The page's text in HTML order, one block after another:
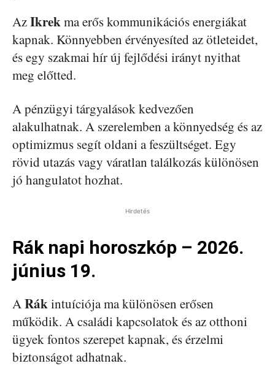
AzIkrekma erős kommunikációs energiákat
kapnak. Könnyebben érvényesíted az ötleteidet,
és egy szakmai hír új fejlődési irányt nyithat
meg előtted.
A pénzügyi tárgyalások kedvezően
alakulhatnak. A szerelemben a könnyedség és az
optimizmus segít oldani a feszültséget. Egy
rövid utazás vagy váratlan találkozás különösen
jó hangulatot hozhat.
Hirdetés
Rák napi horoszkóp – 2026.
június 19.
ARákintuíciója ma különösen erősen
működik. A családi kapcsolatok és az otthoni
ügyek fontos szerepet kapnak, és érzelmi
biztonságot adhatnak.